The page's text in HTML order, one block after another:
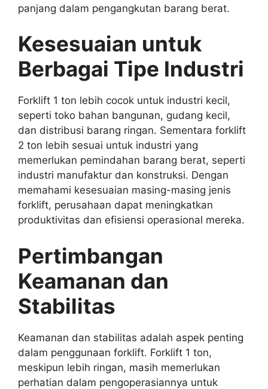
panjang dalam pengangkutan barang berat.
Kesesuaian untuk
Berbagai Tipe Industri
Forklift 1 ton lebih cocok untuk industri kecil,
seperti toko bahan bangunan, gudang kecil,
dan distribusi barang ringan. Sementara forklift
2 ton lebih sesuai untuk industri yang
memerlukan pemindahan barang berat, seperti
industri manufaktur dan konstruksi. Dengan
memahami kesesuaian masing-masing jenis
forklift, perusahaan dapat meningkatkan
produktivitas dan efisiensi operasional mereka.
Pertimbangan
Keamanan dan
Stabilitas
Keamanan dan stabilitas adalah aspek penting
dalam penggunaan forklift. Forklift 1 ton,
meskipun lebih ringan, masih memerlukan
perhatian dalam pengoperasiannya untuk